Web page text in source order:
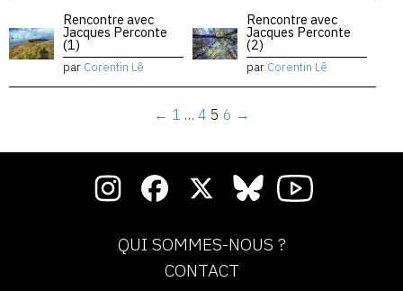
Rencontre avec
Jacques Perconte
(1)
par Corentin Lê
Rencontre avec
Jacques Perconte
(2)
par Corentin Lê
← 1 … 4 5 6 →
QUI SOMMES-NOUS ?
CONTACT